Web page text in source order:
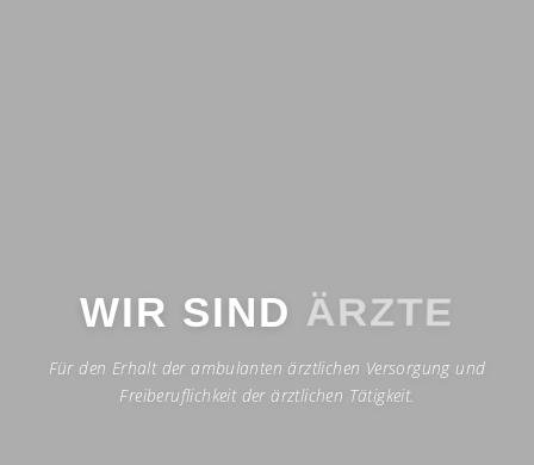
WIR SIND ÄRZTE
Für den Erhalt der ambulanten ärztlichen Versorgung und
Freiberuflichkeit der ärztlichen Tätigkeit.